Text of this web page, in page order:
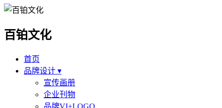
百铂文化
首页
品牌设计 ▾
宣传画册
企业刊物
品牌VI+LOGO